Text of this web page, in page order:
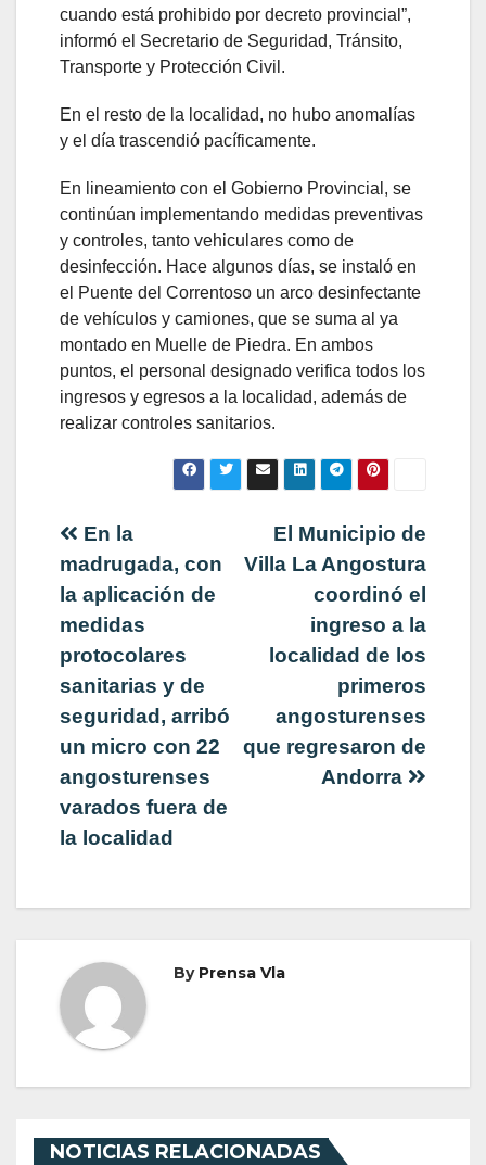
cuando está prohibido por decreto provincial”,
informó el Secretario de Seguridad, Tránsito,
Transporte y Protección Civil.
En el resto de la localidad, no hubo anomalías
y el día trascendió pacíficamente.
En lineamiento con el Gobierno Provincial, se
continúan implementando medidas preventivas
y controles, tanto vehiculares como de
desinfección. Hace algunos días, se instaló en
el Puente del Correntoso un arco desinfectante
de vehículos y camiones, que se suma al ya
montado en Muelle de Piedra. En ambos
puntos, el personal designado verifica todos los
ingresos y egresos a la localidad, además de
realizar controles sanitarios.
Navegación
de
entradas
El Municipio de
Villa La Angostura
coordinó el
ingreso a la
localidad de los
primeros
angosturenses
que regresaron de
Andorra
En la
madrugada, con
la aplicación de
medidas
protocolares
sanitarias y de
seguridad, arribó
un micro con 22
angosturenses
varados fuera de
la localidad
By Prensa Vla
NOTICIAS RELACIONADAS